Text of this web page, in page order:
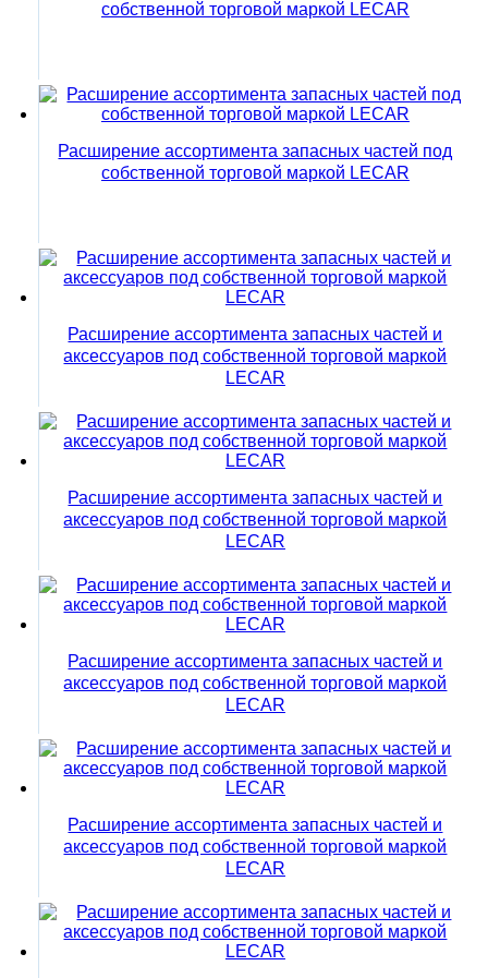
собственной торговой маркой LECAR
Расширение ассортимента запасных частей под
собственной торговой маркой LECAR
Расширение ассортимента запасных частей и
аксессуаров под собственной торговой маркой
LECAR
Расширение ассортимента запасных частей и
аксессуаров под собственной торговой маркой
LECAR
Расширение ассортимента запасных частей и
аксессуаров под собственной торговой маркой
LECAR
Расширение ассортимента запасных частей и
аксессуаров под собственной торговой маркой
LECAR